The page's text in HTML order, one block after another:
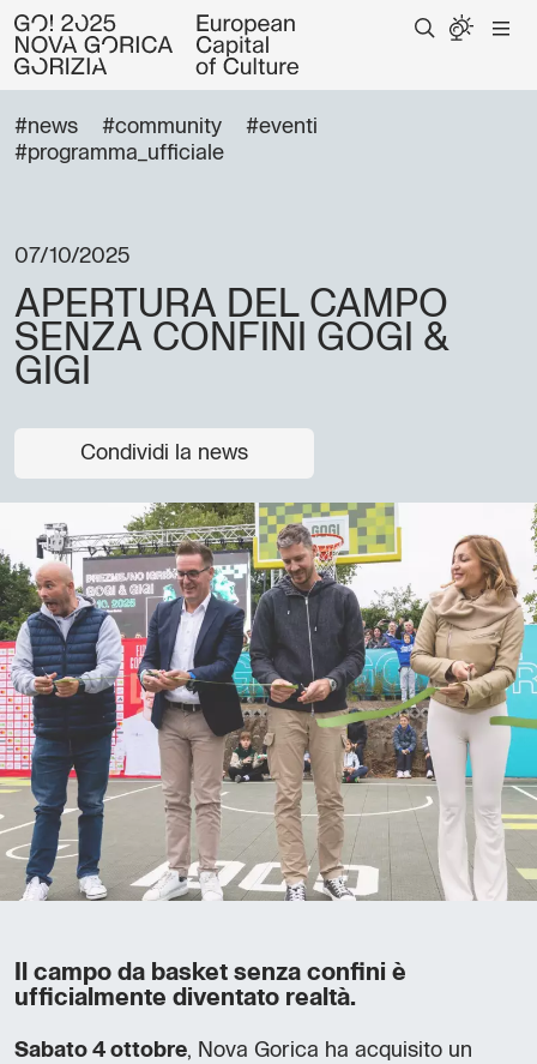
#news #community
#eventi
#programma_ufficiale
07/10/2025
APERTURA DEL CAMPO
SENZA CONFINI GOGI &
GIGI
Condividi la news
Il campo da basket senza confini è
ufficialmente diventato realtà.
Sabato 4 ottobre, Nova Gorica ha acquisito un